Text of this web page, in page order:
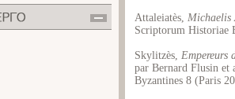
Attaleiatès, Michaelis
Scriptorum Historiae
Skylitzès, Empereurs
par Bernard Flusin et
Byzantines 8 (Paris